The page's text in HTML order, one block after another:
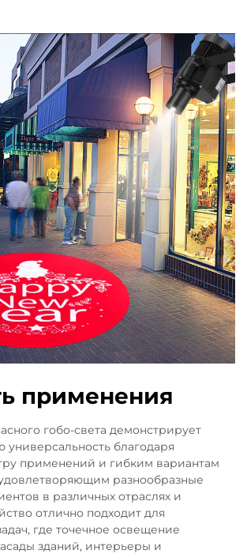
применения
гобо-света демонстрирует
универсальность благодаря
применений и гибким вариантам
разнообразные
в различных отраслях и
отлично подходит для
где точечное освещение
зданий, интерьеры и